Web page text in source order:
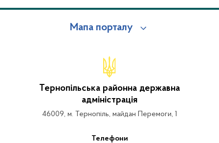
Мапа порталу
Тернопільська районна державна
адміністрація
46009, м. Тернопіль, майдан Перемоги, 1
Телефони